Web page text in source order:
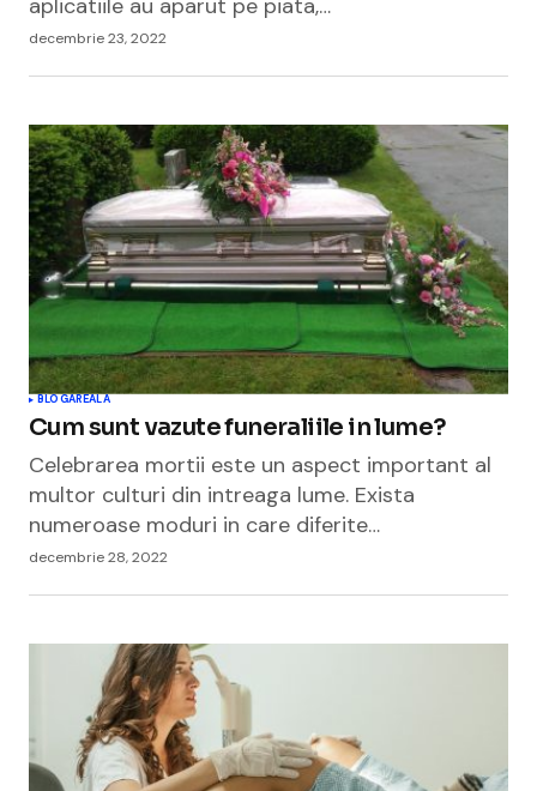
decembrie 23, 2022
BLOGAREALA
Cum sunt vazute funeraliile in lume?
Celebrarea mortii este un aspect important al
multor culturi din intreaga lume. Exista
numeroase moduri in care diferite…
decembrie 28, 2022